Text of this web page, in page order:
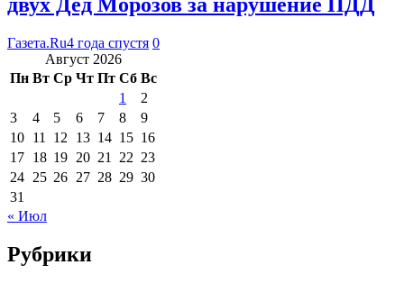
Газета.Ru4 года спустя 0
Август 2026
Пн Вт Ср Чт Пт Сб Вс
1
2
3
4 5 6 7 8
9
10 11 12 13 14 15 16
17 18 19 20 21 22 23
24 25 26 27 28 29 30
31
« Июл
Рубрики